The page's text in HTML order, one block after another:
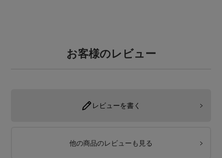
お客様のレビュー
レビューを書く
他の商品のレビューも見る